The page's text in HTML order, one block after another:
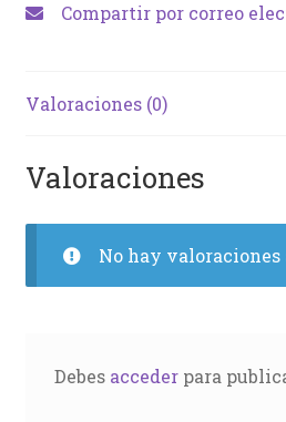
Compartir por correo
Valoraciones (0)
Valoraciones
No hay valoraciones
Debes accederpara